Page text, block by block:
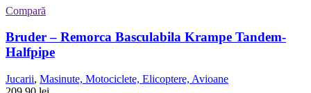
Compară
Bruder – Remorca Basculabila Krampe Tandem-
Halfpipe
Jucarii, Masinute, Motociclete, Elicoptere, Avioane